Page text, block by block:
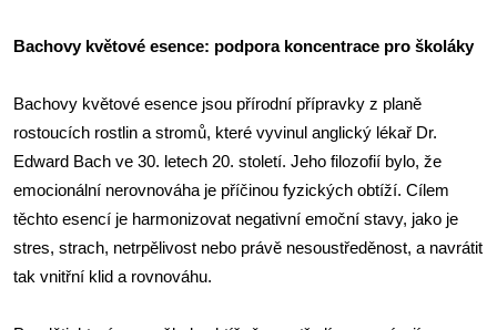
Bachovy květové esence: podpora koncentrace pro školáky
Bachovy květové esence jsou přírodní přípravky z planě
rostoucích rostlin a stromů, které vyvinul anglický lékař Dr.
Edward Bach ve 30. letech 20. století. Jeho filozofií bylo, že
emocionální nerovnováha je příčinou fyzických obtíží. Cílem
těchto esencí je harmonizovat negativní emoční stavy, jako je
stres, strach, netrpělivost nebo právě nesoustředěnost, a navrátit
tak vnitřní klid a rovnováhu.